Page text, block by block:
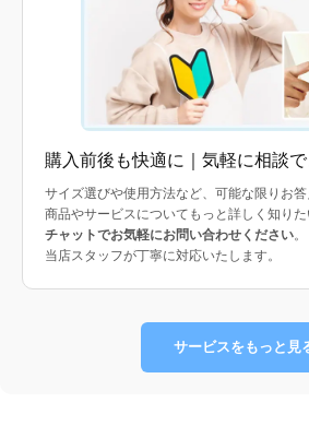
購入前後も快適に｜気軽に相談
サイズ選びや使用方法など、可能な限りお答
商品やサービスについてもっと詳しく知りた
チャットでお気軽にお問い合わせください。
当店スタッフが丁寧に対応いたします。
サービスをもっと見